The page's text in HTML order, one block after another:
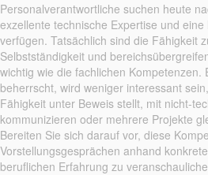
Personalverantwortliche suchen heute
exzellente technische Expertise und
verfügen. Tatsächlich sind die Fähigkeit
Selbstständigkeit und
wichtig wie die fachlichen Kompetenzen.
beherrscht, wird weniger interessant
Fähigkeit unter Beweis stellt, mit nicht-
kommunizieren oder mehrere Projekte
Bereiten Sie sich darauf vor, diese
Vorstellungsgesprächen anhand
beruflichen Erfahrung zu